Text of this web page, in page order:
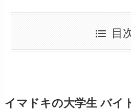
目
イマドキの大学生 バイ